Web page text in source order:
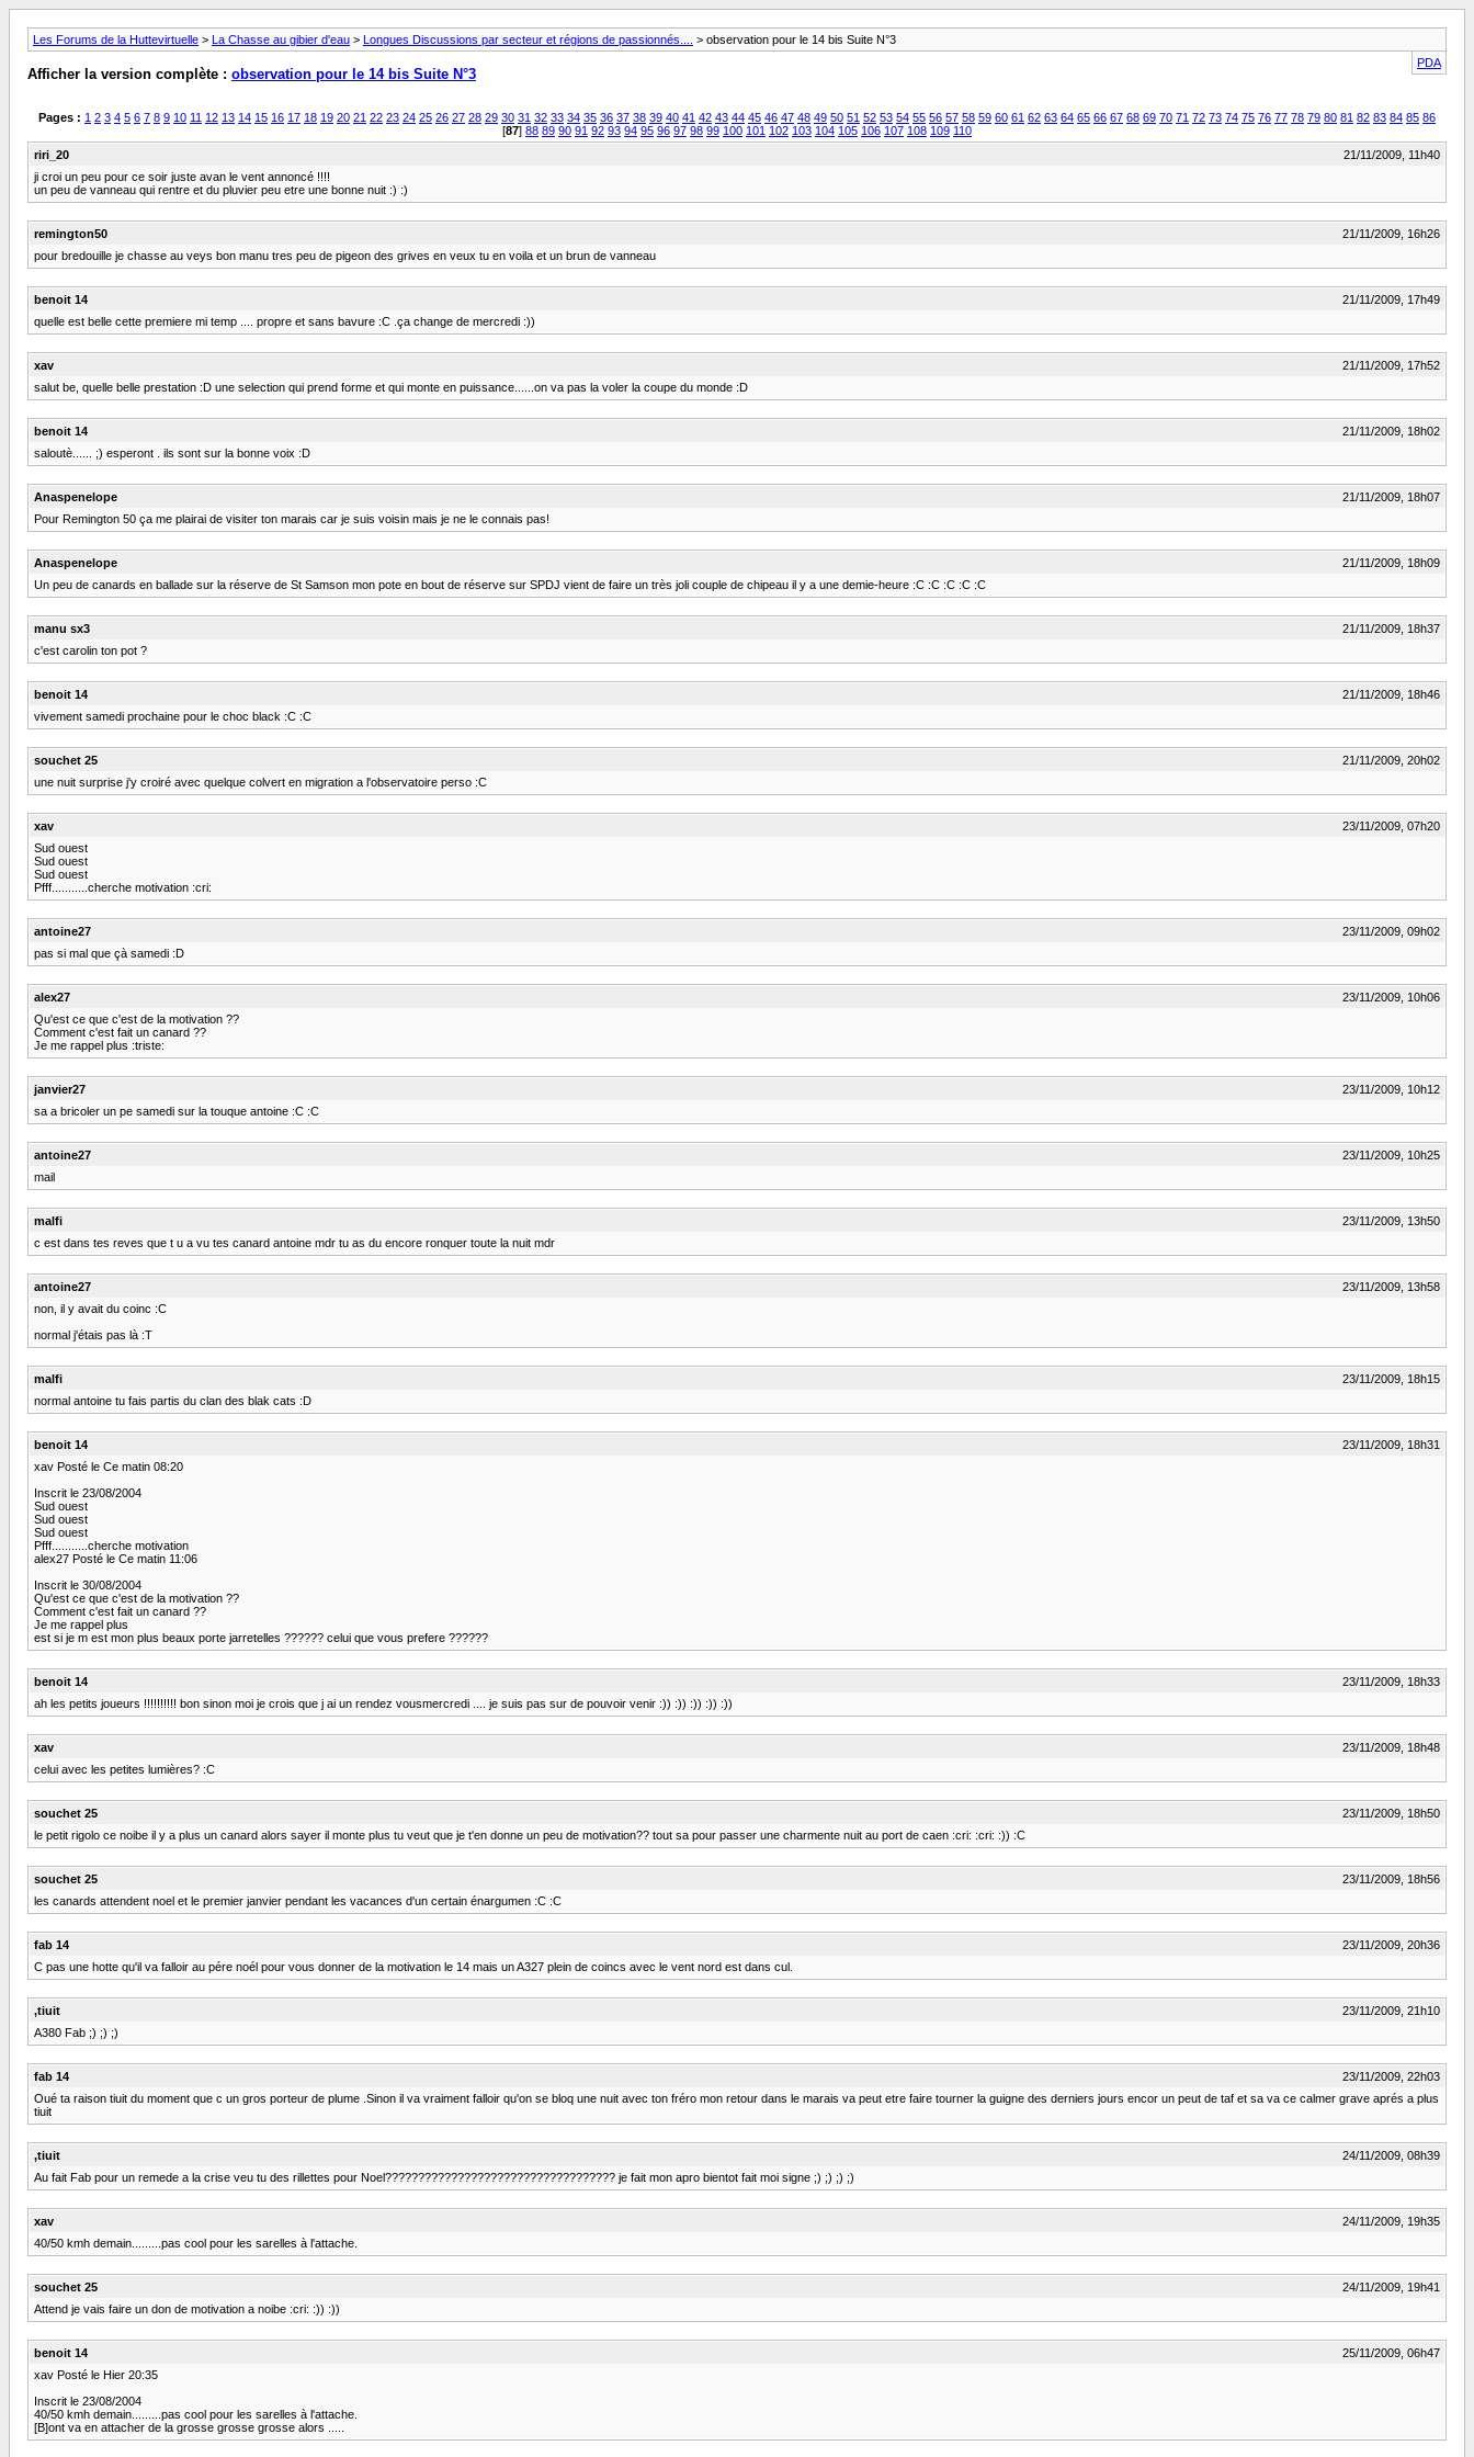
Les Forums de la Huttevirtuelle > La Chasse au gibier d'eau > Longues Discussions par secteur et régions de passionnés....
> observation pour le 14 bis Suite N°3
PDA
Afficher la version complète : observation pour le 14 bis Suite N°3
Pages : 1 2 3 4 5 6 7 8 9 10 11 12 13 14 15 16 17 18 19 20 21 22 23 24 25 26 27 28 29 30 31 32 33 34 35 36 37 38 39 40 41 42 43 44 45 46 47 48 49 50 51 52 53 54 55 56 57 58 59 60 61 62 63 64 65 66 67 68 69 70 71 72 73 74 75 76 77 78 79 80 81 82 83 84 85 86
[87] 88 89 90 91 92 93 94 95 96 97 98 99 100 101 102 103 104 105 106 107 108 109 110
riri_20
21/11/2009, 11h40
ji croi un peu pour ce soir juste avan le vent annoncé !!!!
un peu de vanneau qui rentre et du pluvier peu etre une bonne nuit :) :)
remington50
21/11/2009, 16h26
pour bredouille je chasse au veys bon manu tres peu de pigeon des grives en veux tu en voila et un brun de vanneau
benoit 14
21/11/2009, 17h49
quelle est belle cette premiere mi temp .... propre et sans bavure :C .ça change de mercredi :))
xav
21/11/2009, 17h52
salut be, quelle belle prestation :D une selection qui prend forme et qui monte en puissance......on va pas la voler la coupe du monde :D
benoit 14
21/11/2009, 18h02
saloutè...... ;) esperont . ils sont sur la bonne voix :D
Anaspenelope
21/11/2009, 18h07
Pour Remington 50 ça me plairai de visiter ton marais car je suis voisin mais je ne le connais pas!
Anaspenelope
21/11/2009, 18h09
Un peu de canards en ballade sur la réserve de St Samson mon pote en bout de réserve sur SPDJ vient de faire un très joli couple de chipeau il y a une demie-heure :C :C :C :C :C
manu sx3
21/11/2009, 18h37
c'est carolin ton pot ?
benoit 14
21/11/2009, 18h46
vivement samedi prochaine pour le choc black :C :C
souchet 25
21/11/2009, 20h02
une nuit surprise j'y croiré avec quelque colvert en migration a l'observatoire perso :C
xav
23/11/2009, 07h20
Sud ouest
Sud ouest
Sud ouest
Pfff...........cherche motivation :cri:
antoine27
23/11/2009, 09h02
pas si mal que çà samedi :D
alex27
23/11/2009, 10h06
Qu'est ce que c'est de la motivation ??
Comment c'est fait un canard ??
Je me rappel plus :triste:
janvier27
23/11/2009, 10h12
sa a bricoler un pe samedi sur la touque antoine :C :C
antoine27
23/11/2009, 10h25
mail
malfi
23/11/2009, 13h50
c est dans tes reves que t u a vu tes canard antoine mdr tu as du encore ronquer toute la nuit mdr
antoine27
23/11/2009, 13h58
non, il y avait du coinc :C
normal j'étais pas là :T
malfi
23/11/2009, 18h15
normal antoine tu fais partis du clan des blak cats :D
benoit 14
23/11/2009, 18h31
xav Posté le Ce matin 08:20
Inscrit le 23/08/2004
Sud ouest
Sud ouest
Sud ouest
Pfff...........cherche motivation
alex27 Posté le Ce matin 11:06
Inscrit le 30/08/2004
Qu'est ce que c'est de la motivation ??
Comment c'est fait un canard ??
Je me rappel plus
est si je m est mon plus beaux porte jarretelles ?????? celui que vous prefere ??????
benoit 14
23/11/2009, 18h33
ah les petits joueurs !!!!!!!!!! bon sinon moi je crois que j ai un rendez vousmercredi .... je suis pas sur de pouvoir venir :)) :)) :)) :)) :))
xav
23/11/2009, 18h48
celui avec les petites lumières? :C
souchet 25
23/11/2009, 18h50
le petit rigolo ce noibe il y a plus un canard alors sayer il monte plus tu veut que je t'en donne un peu de motivation?? tout sa pour passer une charmente nuit au port de caen :cri: :cri: :)) :C
souchet 25
23/11/2009, 18h56
les canards attendent noel et le premier janvier pendant les vacances d'un certain énargumen :C :C
fab 14
23/11/2009, 20h36
C pas une hotte qu'il va falloir au pére noél pour vous donner de la motivation le 14 mais un A327 plein de coincs avec le vent nord est dans cul.
,tiuit
23/11/2009, 21h10
A380 Fab ;) ;) ;)
fab 14
23/11/2009, 22h03
Oué ta raison tiuit du moment que c un gros porteur de plume .Sinon il va vraiment falloir qu'on se bloq une nuit avec ton fréro mon retour dans le marais va peut etre faire tourner la guigne des derniers jours encor un peut de taf et sa va ce calmer grave aprés a plus
tiuit
,tiuit
24/11/2009, 08h39
Au fait Fab pour un remede a la crise veu tu des rillettes pour Noel??????????????????????????????????? je fait mon apro bientot fait moi signe ;) ;) ;) ;)
xav
24/11/2009, 19h35
40/50 kmh demain.........pas cool pour les sarelles à l'attache.
souchet 25
24/11/2009, 19h41
Attend je vais faire un don de motivation a noibe :cri: :)) :))
benoit 14
25/11/2009, 06h47
xav Posté le Hier 20:35
Inscrit le 23/08/2004
40/50 kmh demain.........pas cool pour les sarelles à l'attache.
[B]ont va en attacher de la grosse grosse grosse alors .....